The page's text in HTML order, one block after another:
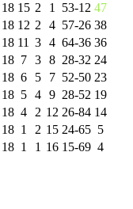
18 15 2 1 53-12 47
18 12 2 4 57-26 38
18 11 3 4 64-36 36
18 7 3 8 28-32 24
18 6 5 7 52-50 23
18 5 4 9 28-52 19
18 4 2 12 26-84 14
18 1 2 15 24-65 5
18 1 1 16 15-69 4